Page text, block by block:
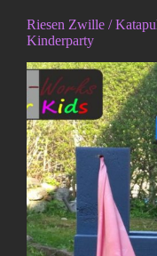
Riesen Zwille /
Kinderparty